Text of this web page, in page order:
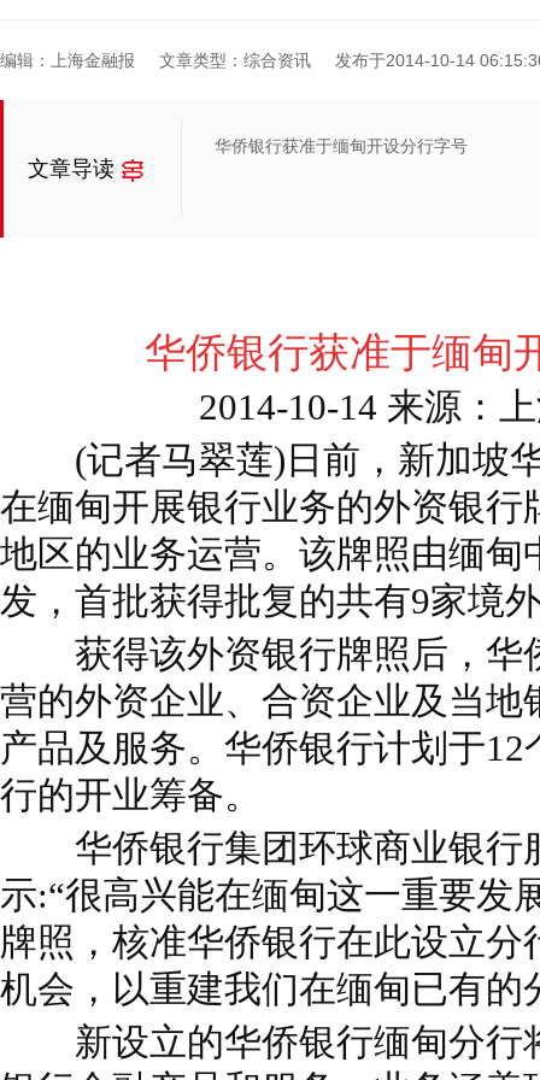
编辑：上海金融报 文章类型：综合资讯 发布于2014-10-14
文章导读
华侨银行获准于缅甸开设分行字号
华侨银行获准于缅甸
2014-10-14 来源：
(记者马翠莲)日前，新加坡
在缅甸开展银行业务的外资银行
地区的业务运营。该牌照由缅甸
发，首批获得批复的共有9家境
获得该外资银行牌照后，华
营的外资企业、合资企业及当地
产品及服务。华侨银行计划于
行的开业筹备。
华侨银行集团环球商业银行
示:“很高兴能在缅甸这一重要发
牌照，核准华侨银行在此设立
机会，以重建我们在缅甸已有的
新设立的华侨银行缅甸分行